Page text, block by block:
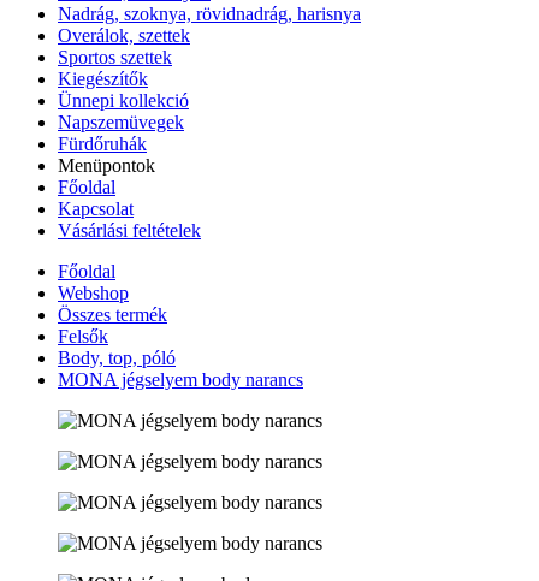
Nadrág, szoknya, rövidnadrág, harisnya
Overálok, szettek
Sportos szettek
Kiegészítők
Ünnepi kollekció
Napszemüvegek
Fürdőruhák
Menüpontok
Főoldal
Kapcsolat
Vásárlási feltételek
Főoldal
Webshop
Összes termék
Felsők
Body, top, póló
MONA jégselyem body narancs